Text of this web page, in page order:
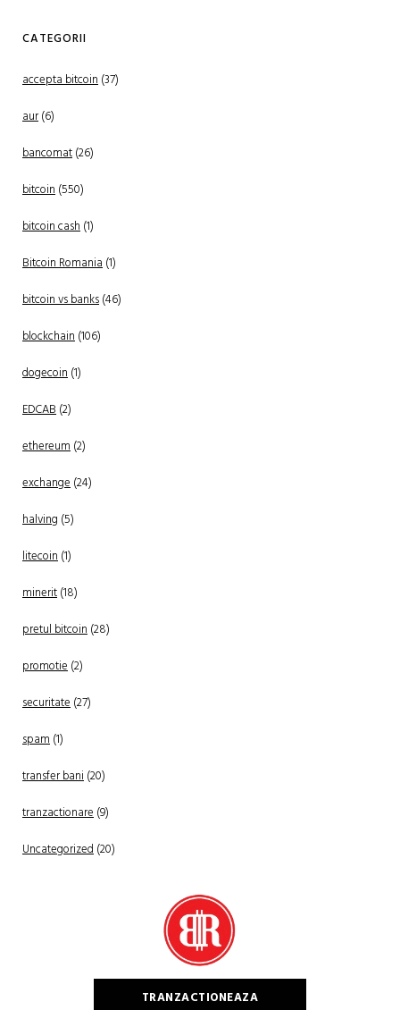
CATEGORII
accepta bitcoin(37)
aur(6)
bancomat(26)
bitcoin(550)
bitcoin cash(1)
Bitcoin Romania(1)
bitcoin vs banks(46)
blockchain(106)
dogecoin(1)
EDCAB(2)
ethereum(2)
exchange(24)
halving (5)
litecoin(1)
minerit(18)
pretul bitcoin(28)
promotie(2)
securitate(27)
spam(1)
transfer bani(20)
tranzactionare(9)
Uncategorized(20)
TRANZACTIONEAZA